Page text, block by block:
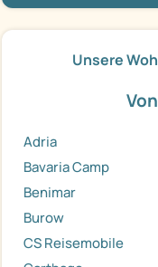
Unsere
Adria
Bavaria Camp
Benimar
Burow
CS Reisemobile